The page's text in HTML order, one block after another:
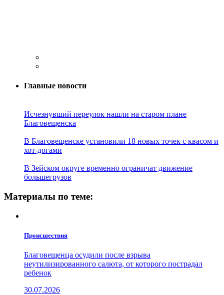
Главные новости
Исчезнувший переулок нашли на старом плане
Благовещенска
В Благовещенске установили 18 новых точек с квасом и
хот-догами
В Зейском округе временно ограничат движение
большегрузов
Материалы по теме:
Проиcшествия
Благовещенца осудили после взрыва
неутилизированного салюта, от которого пострадал
ребенок
30.07.2026